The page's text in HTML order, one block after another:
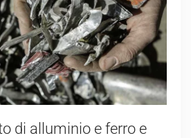
di alluminio e ferro e